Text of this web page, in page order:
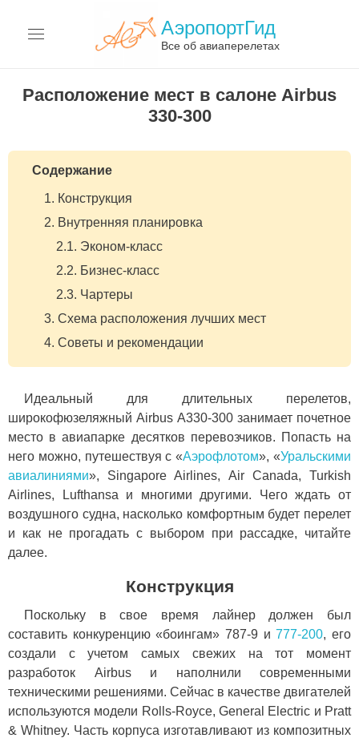
АэропортГид
Все об авиаперелетах
АВИАЦИЯ
ТЕРМИНЫ
О САЙТЕ
Расположение мест в салоне Airbus
330-300
Содержание
Конструкция
Внутренняя планировка
Эконом-класс
Бизнес-класс
Чартеры
Схема расположения лучших мест
Советы и рекомендации
Идеальный для длительных перелетов,
широкофюзеляжный Airbus А330-300 занимает почетное
место в авиапарке десятков перевозчиков. Попасть на
него можно, путешествуя с «Аэрофлотом», «Уральскими
авиалиниями», Singapore Airlines, Air Canada, Turkish
Airlines, Lufthansa и многими другими. Чего ждать от
воздушного судна, насколько комфортным будет перелет
и как не прогадать с выбором при рассадке, читайте
далее.
Конструкция
Поскольку в свое время лайнер должен был
составить конкуренцию «боингам» 787-9 и777-200, его
создали с учетом самых свежих на тот момент
разработок Airbus и наполнили современными
техническими решениями. Сейчас в качестве двигателей
используются модели Rolls-Royce, General Electric и Pratt
& Whitney. Часть корпуса изготавливают из композитных